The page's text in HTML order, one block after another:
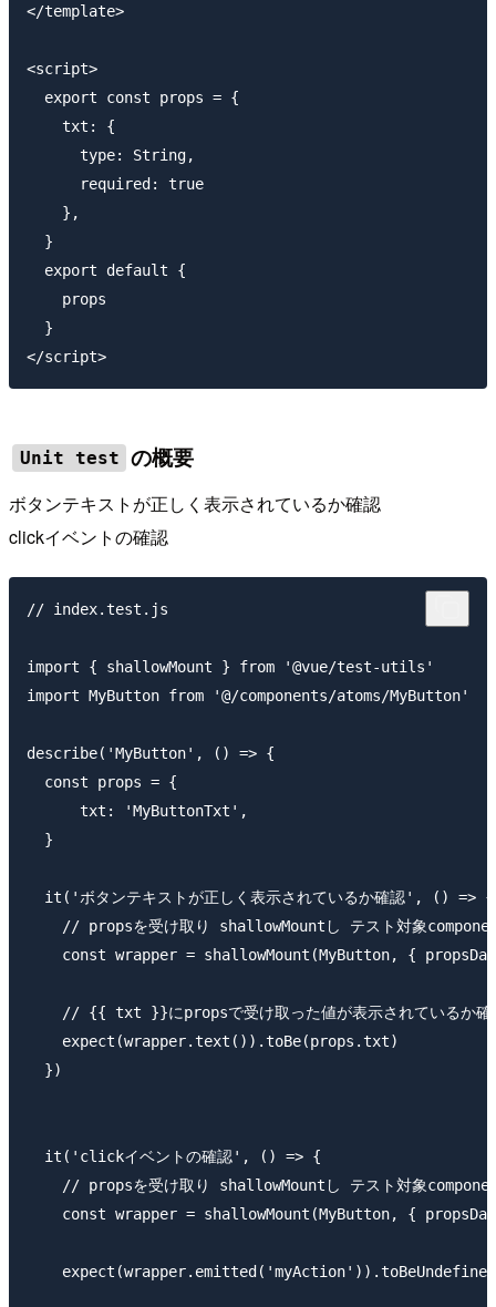
</template>
<script>
  export const props = {
    txt: {
      type: String,
      required: true
    },
  }
  export default {
    props
  }
Unit test の概要
ボタンテキストが正しく表示されているか確認
clickイベントの確認
// index.test.js
import { shallowMount } from '@vue/test-utils'
import MyButton from '@/components/atoms/MyButton'
describe('MyButton', () => {
  const props = {
      txt: 'MyButtonTxt',
  }
  it('ボタンテキストが正しく表示されているか確認', () => {
// propsを受け取り shallowMountし テスト対象
const wrapper = shallowMount(MyButton, {
// {{ txt }}にpropsで受け取った値が表示されているか確
    expect(wrapper.text()).toBe(props.txt)
  })
  it('clickイベントの確認', () => {
// propsを受け取り shallowMountし テスト対象
const wrapper = shallowMount(MyButton, {